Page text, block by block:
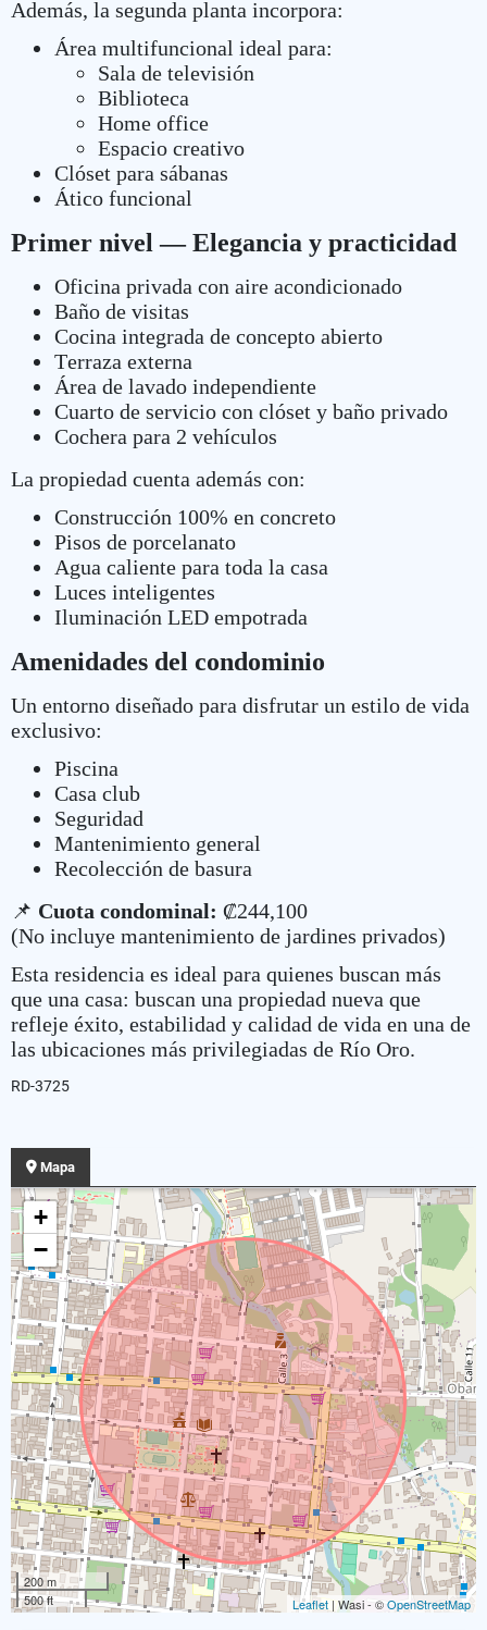
Además, la segunda planta incorpora:
Área multifuncional ideal para:
Sala de televisión
Biblioteca
Home office
Espacio creativo
Clóset para sábanas
Ático funcional
Primer nivel — Elegancia y practicidad
Oficina privada con aire acondicionado
Baño de visitas
Cocina integrada de concepto abierto
Terraza externa
Área de lavado independiente
Cuarto de servicio con clóset y baño privado
Cochera para 2 vehículos
La propiedad cuenta además con:
Construcción 100% en concreto
Pisos de porcelanato
Agua caliente para toda la casa
Luces inteligentes
Iluminación LED empotrada
Amenidades del condominio
Un entorno diseñado para disfrutar un estilo de vida
exclusivo:
Piscina
Casa club
Seguridad
Mantenimiento general
Recolección de basura
📌 Cuota condominal: ₡244,100
(No incluye mantenimiento de jardines privados)
Esta residencia es ideal para quienes buscan más
que una casa: buscan una propiedad nueva que
refleje éxito, estabilidad y calidad de vida en una de
las ubicaciones más privilegiadas de Río Oro.
RD-3725
Mapa
+
−
200 m
500 ft
Leaflet | Wasi - ©OpenStreetMap